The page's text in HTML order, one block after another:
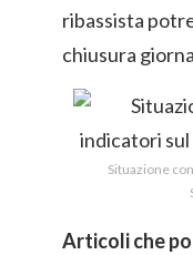
ribassista
chiusura
Situazione
Articoli che